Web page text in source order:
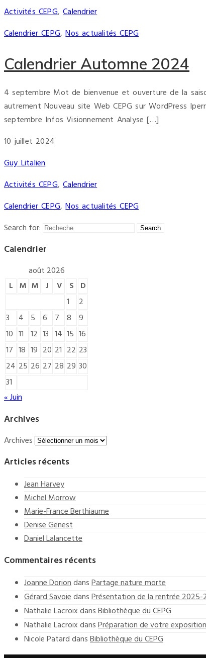
Activités CEPG,Calendrier
Calendrier CEPG,Nos actualités CEPG
Calendrier Automne 2024
4 septembre Mot de bienvenue et ouverture de la
autrement Nouveau site Web CEPG sur WordPress
septembre Infos Visionnement Analyse […]
10 juillet 2024
Guy Litalien
Activités CEPG,Calendrier
Calendrier CEPG,Nos actualités CEPG
Search for:
Calendrier
août 2026
L M M J V S D
1
2
3
4 5 6 7 8
9
10 11 12 13 14 15 16
17 18 19 20 21 22 23
24 25 26 27 28 29 30
31
« Juin
Archives
Archives
Articles récents
Jean Harvey
Michel Morrow
Marie-France Berthiaume
Denise Genest
Daniel Lalancette
Commentaires récents
Joanne DoriondansPartage nature morte
Gérard SavoiedansPrésentation de la rentrée
Nathalie LacroixdansBibliothèque du CEPG
Nathalie LacroixdansPréparation de votre exposition
Nicole PatarddansBibliothèque du CEPG